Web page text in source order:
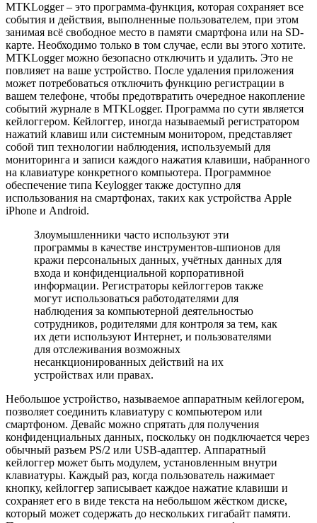
MTKLogger – это программа-функция, которая сохраняет все
события и действия, выполненные пользователем, при этом
занимая всё свободное место в памяти смартфона или на SD-
карте. Необходимо только в том случае, если вы этого хотите.
MTKLogger можно безопасно отключить и удалить. Это не
повлияет на ваше устройство. После удаления приложения
может потребоваться отключить функцию регистрации в
вашем телефоне, чтобы предотвратить очередное накопление
событий журнале в MTKLogger. Программа по сути является
кейлоггером. Кейлоггер, иногда называемый регистратором
нажатий клавиш или системным монитором, представляет
собой тип технологии наблюдения, используемый для
мониторинга и записи каждого нажатия клавиши, набранного
на клавиатуре конкретного компьютера. Программное
обеспечение типа Keylogger также доступно для
использования на смартфонах, таких как устройства Apple
iPhone и Android.
Злоумышленники часто используют эти
программы в качестве инструментов-шпионов для
кражи персональных данных, учётных данных для
входа и конфиденциальной корпоративной
информации. Регистраторы кейлоггеров также
могут использоваться работодателями для
наблюдения за компьютерной деятельностью
сотрудников, родителями для контроля за тем, как
их дети используют Интернет, и пользователями
для отслеживания возможных
несанкционированных действий на их
устройствах или правах.
Небольшое устройство, называемое аппаратным кейлогером,
позволяет соединить клавиатуру с компьютером или
смартфоном. Девайс можно спрятать для получения
конфиденциальных данных, поскольку он подключается через
обычный разъем PS/2 или USB-адаптер. Аппаратный
кейлоггер может быть модулем, установленным внутри
клавиатуры. Каждый раз, когда пользователь нажимает
кнопку, кейлоггер записывает каждое нажатие клавиши и
сохраняет его в виде текста на небольшом жёстком диске,
который может содержать до нескольких гигабайт памяти.